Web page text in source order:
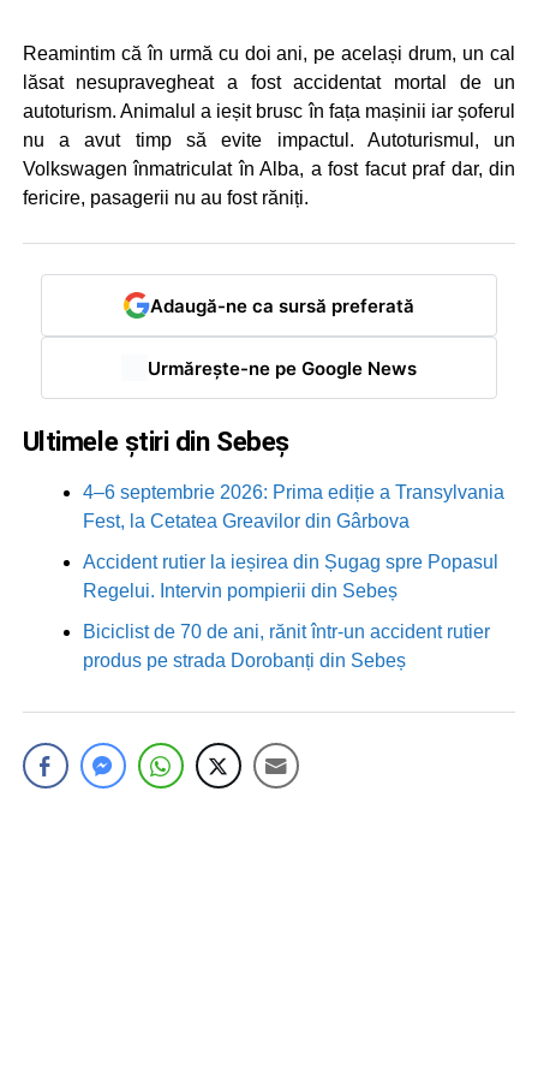
Reamintim că în urmă cu doi ani, pe același drum, un cal
lăsat nesupravegheat a fost accidentat mortal de un
autoturism. Animalul a ieșit brusc în fața mașinii iar șoferul
nu a avut timp să evite impactul. Autoturismul, un
Volkswagen înmatriculat în Alba, a fost facut praf dar, din
fericire, pasagerii nu au fost răniți.
Adaugă-ne ca sursă preferată
Urmărește-ne pe Google News
Ultimele știri din Sebeș
4–6 septembrie 2026: Prima ediție a Transylvania
Fest, la Cetatea Greavilor din Gârbova
Accident rutier la ieșirea din Șugag spre Popasul
Regelui. Intervin pompierii din Sebeș
Biciclist de 70 de ani, rănit într-un accident rutier
produs pe strada Dorobanți din Sebeș